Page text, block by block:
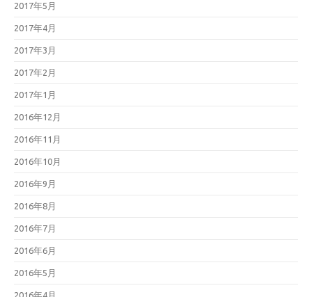
2017年5月
2017年4月
2017年3月
2017年2月
2017年1月
2016年12月
2016年11月
2016年10月
2016年9月
2016年8月
2016年7月
2016年6月
2016年5月
2016年4月